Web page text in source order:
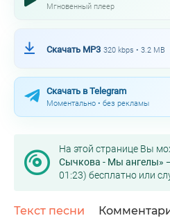
Мгновенный плеер
Скачать MP3 320 kbps • 3.2 MB
Скачать в Telegram
Моментально • без рекламы
На этой странице Вы
Сычкова - Мы ангелы»
01:23) бесплатно или
Текст песни